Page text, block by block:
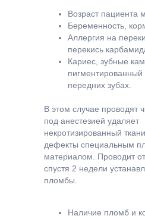
Возраст пациента
Беременность,
Аллергия на
перекись
Кариес, зубные
пигментированный
передних зубах.
В этом случае проводят
под анестезией удаляет
некротизированный
дефекты специальным
материалом. Проводит
спустя 2 недели
пломбы.
Наличие пломб и